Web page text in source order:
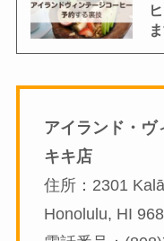
アイランド・ヴ
キキ店
住所：2301
Honolulu, HI